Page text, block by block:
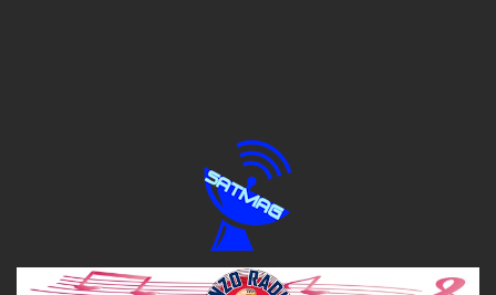
SATELLIET MAGAZINE
NIEUWS OVER TV KIJKEN VIA SATELLIET